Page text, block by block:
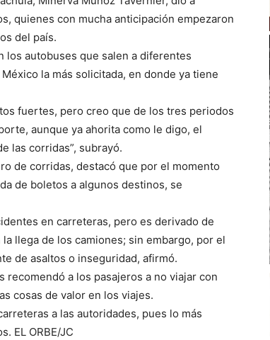
quienes con mucha anticipación empezaron
del país.
los autobuses que salen a diferentes
la más solicitada, en donde ya tiene
fuertes, pero creo que de los tres periodos
aunque ya ahorita como le digo, el
las corridas”, subrayó.
de corridas, destacó que por el momento
de boletos a algunos destinos, se
en carreteras, pero es derivado de
llega de los camiones; sin embargo, por el
de asaltos o inseguridad, afirmó.
a los pasajeros a no viajar con
cosas de valor en los viajes.
a las autoridades, pues lo más
EL ORBE/JC